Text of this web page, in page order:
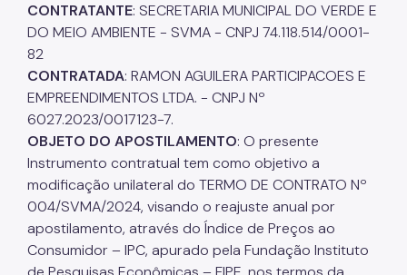
CONTRATANTE: SECRETARIA MUNICIPAL DO VERDE E
DO MEIO AMBIENTE - SVMA - CNPJ 74.118.514/0001-
82
CONTRATADA: RAMON AGUILERA PARTICIPACOES E
EMPREENDIMENTOS LTDA. - CNPJ Nº
6027.2023/0017123-7.
OBJETO DO APOSTILAMENTO: O presente
Instrumento contratual tem como objetivo a
modificação unilateral do TERMO DE CONTRATO Nº
004/SVMA/2024, visando o reajuste anual por
apostilamento, através do Índice de Preços ao
Consumidor – IPC, apurado pela Fundação Instituto